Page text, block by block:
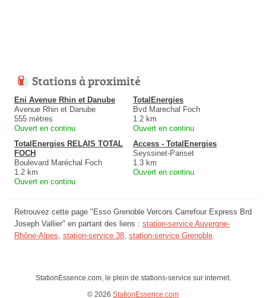
Stations à proximité
Eni Avenue Rhin et Danube
Avenue Rhin et Danube
555 mètres
Ouvert en continu
TotalEnergies
Bvd Marechal Foch
1.2 km
Ouvert en continu
TotalEnergies RELAIS TOTAL
FOCH
Boulevard Maréchal Foch
1.2 km
Ouvert en continu
Access - TotalEnergies
Seyssinet-Pariset
1.3 km
Ouvert en continu
Retrouvez cette page "Esso Grenoble Vercors Carrefour Express Brd
Joseph Vallier" en partant des liens : station-service Auvergne-
Rhône-Alpes, station-service 38, station-service Grenoble.
StationEssence.com, le plein de stations-service sur internet.
© 2026 StationEssence.com